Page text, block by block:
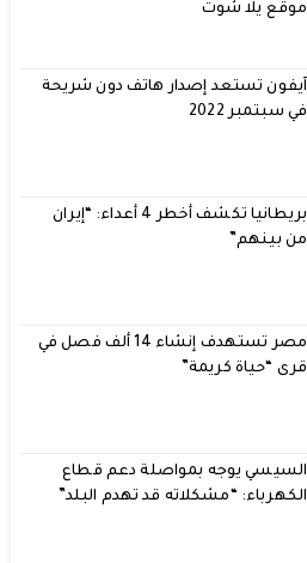
موقع يلا شوت
آيفون تستعد إصدار هاتف دون شريحة
في سبتمبر 2022
بريطانيا تكشف أخطر 4 أعداء: “إيران
من بينهم”
مصر تستهدف إنشاء 14 ألف فصل في
قرى “حياة كريمة”
السيسي يوجه بمواصلة دعم قطاع
الكهرباء: “مشكلاته قد تهدم البلد”